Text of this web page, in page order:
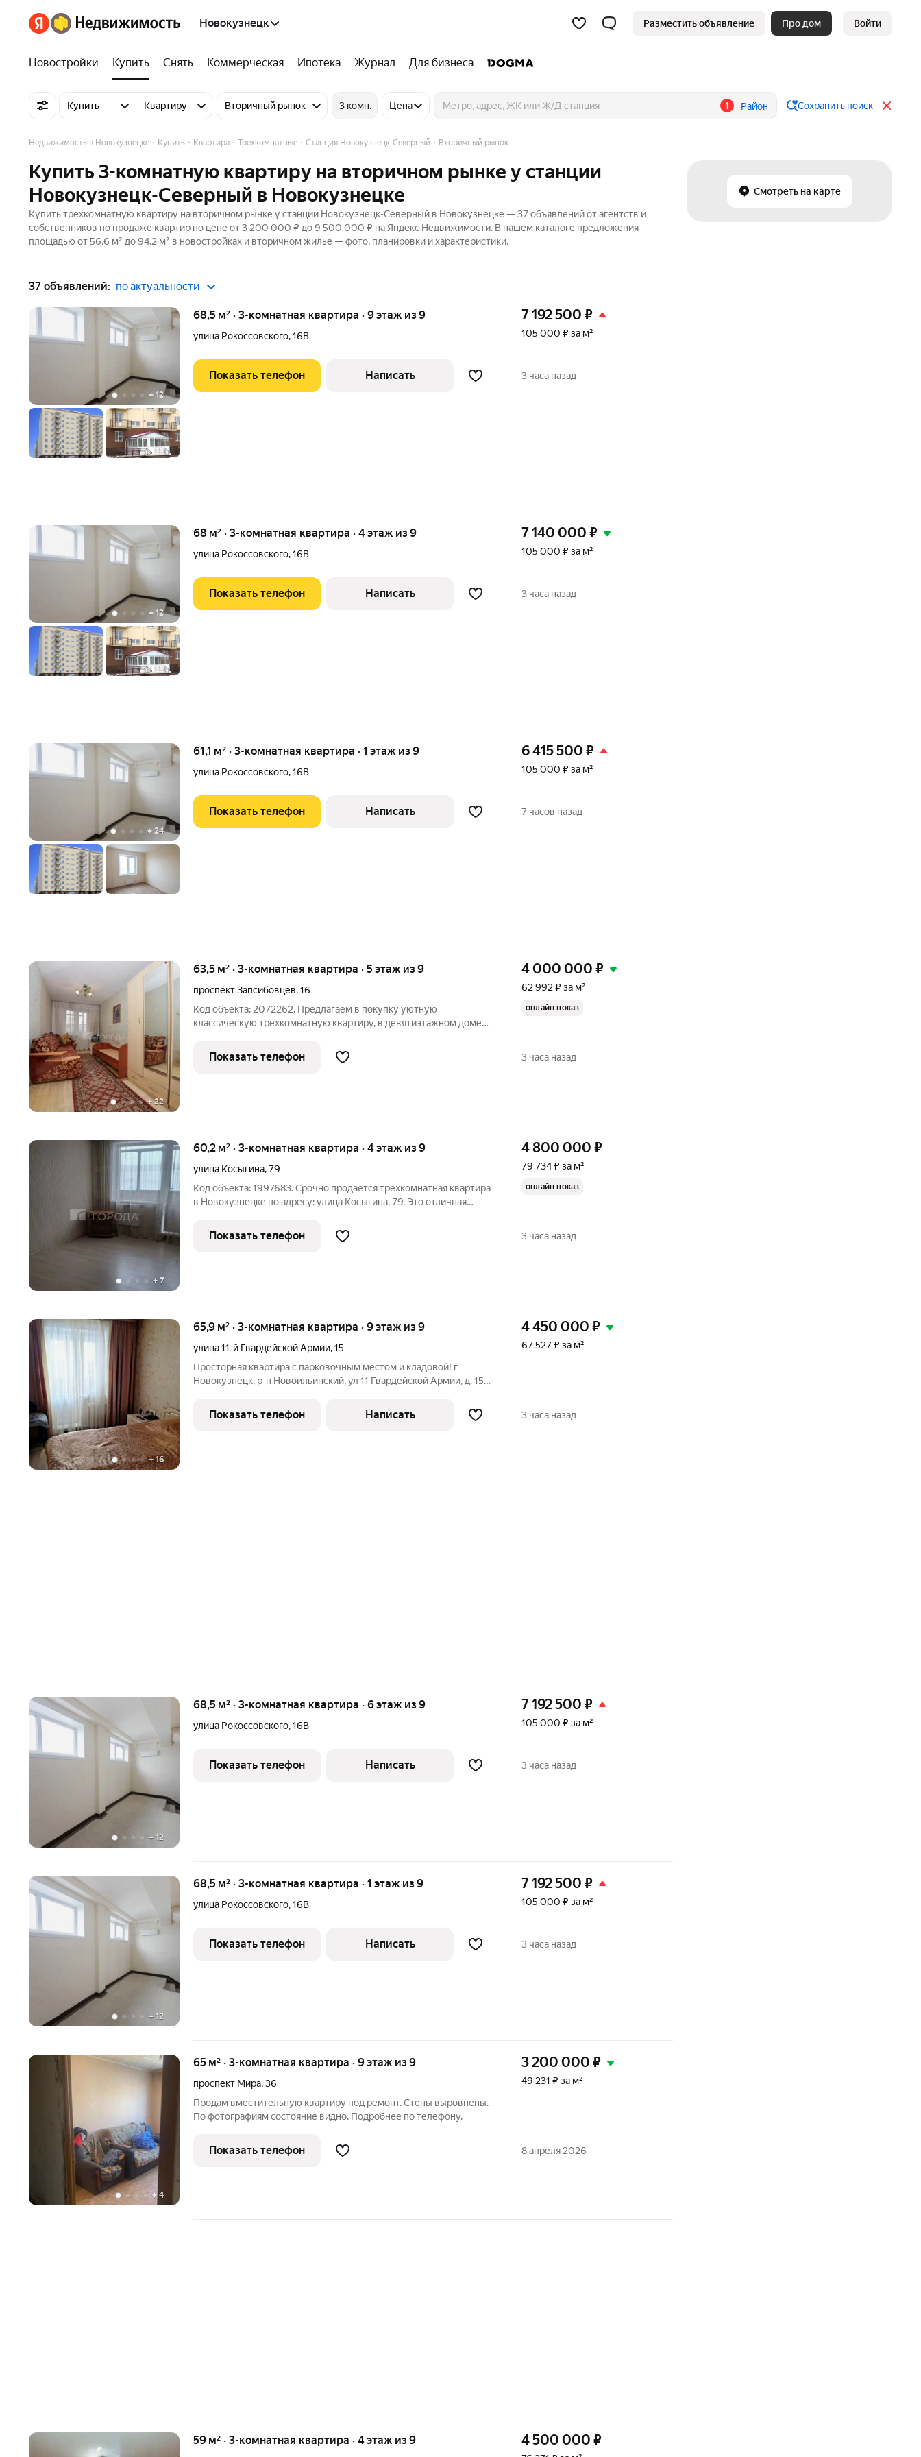
Новокузнецк Разместить объявление Про дом Войти
Новостройки Купить Снять Коммерческая Ипотека Журнал Для бизнеса
Купить Квартиру Вторичный рынок 3 комн. Цена 1 Район Сохранить поиск
Смотреть на карте
Недвижимость в Новокузнецке Купить Квартира Трехкомнатные Станция Новокузнецк-Северный Вторичный рынок
Купить 3-комнатную квартиру на вторичном рынке у станции
Новокузнецк-Северный в Новокузнецке
Купить трехкомнатную квартиру на вторичном рынке у станции Новокузнецк-Северный в Новокузнецке — 37 объявлений от агентств и
собственников по продаже квартир по цене от 3 200 000 ₽ до 9 500 000 ₽ на Яндекс Недвижимости. В нашем каталоге предложения
площадью от 56,6 м² до 94,2 м² в новостройках и вторичном жилье — фото, планировки и характеристики.
37 объявлений: по актуальности
+ 12
68,5 м² · 3-комнатная квартира · 9 этаж из 9
улица Рокоссовского,16В
7 192 500 ₽
105 000 ₽ за м²
Показать телефон Написать 3 часа назад
+ 12
68 м² · 3-комнатная квартира · 4 этаж из 9
улица Рокоссовского,16В
7 140 000 ₽
105 000 ₽ за м²
Показать телефон Написать 3 часа назад
+ 24
61,1 м² · 3-комнатная квартира · 1 этаж из 9
улица Рокоссовского,16В
6 415 500 ₽
105 000 ₽ за м²
Показать телефон Написать 7 часов назад
+22
63,5 м² · 3-комнатная квартира · 5 этаж из 9
проспект Запсибовцев,16
Код объекта: 2072262. Предлагаем в покупку уютную
классическую трехкомнатную квартиру, в девятиэтажном доме
Квартира очень теплая и светлая, с кухней 7,5 квм. Санузел
раздельный, есть балкон и
4 000 000 ₽
62 992 ₽ за м²
онлайн показ
Показать телефон 3 часа назад
+ 7
60,2 м² · 3-комнатная квартира · 4 этаж из 9
улица Косыгина,79
Код объекта: 1997683. Срочно продаётся трёхкомнатная квартира
в Новокузнецке по адресу: улица Косыгина, 79. Это отличная
Квартира расположена на 4 этаже 9-этажного панельного дома,
4 800 000 ₽
79 734 ₽ за м²
онлайн показ
Показать телефон 3 часа назад
+16
65,9 м² · 3-комнатная квартира · 9 этаж из 9
улица 11-й Гвардейской Армии,15
Просторная квартира с парковочным местом и кладовой! г
Новокузнецк, р-н Новоильинский, ул 11 Гвардейской Армии, д. 15
постройки. Просторная 3-х комнатная квартира с окнами на две
стороны и
4 450 000 ₽
67 527 ₽ за м²
Показать телефон Написать 3 часа назад
+ 12
68,5 м² · 3-комнатная квартира · 6 этаж из 9
улица Рокоссовского,16В
7 192 500 ₽
105 000 ₽ за м²
Показать телефон Написать 3 часа назад
+ 12
68,5 м² · 3-комнатная квартира · 1 этаж из 9
улица Рокоссовского,16В
7 192 500 ₽
105 000 ₽ за м²
Показать телефон Написать 3 часа назад
+4
65 м² · 3-комнатная квартира · 9 этаж из 9
проспект Мира,36
Продам вместительную квартиру под ремонт. Стены выровнены.
По фотографиям состояние видно. Подробнее по телефону.
3 200 000 ₽
49 231 ₽ за м²
Показать телефон 8 апреля 2026
59 м² · 3-комнатная квартира · 4 этаж из 9 4 500 000 ₽